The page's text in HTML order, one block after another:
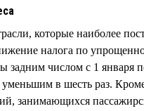
которые наиболее
налога по
задним числом с 1 января
в шесть раз.
занимающихся